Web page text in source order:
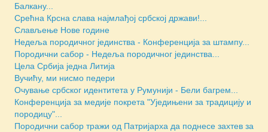
Балкану...
Срећна Крсна слава најмлађој србској држави!...
Слављење Нове године
Недеља породичног јединства - Конференција за штампу...
Породични сабор - Недеља породичног јединства...
Цела Србија једна Литија
Вучићу, ми нисмо педери
Очување србског идентитета у Румунији - Бели багрем...
Конференција за медије покрета "Уједињени за традицију и
породицу"...
Породични сабор тражи од Патријарха да поднесе захтев за